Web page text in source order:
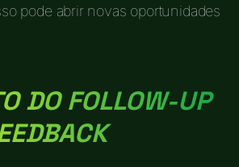
pode abrir novas oportunidades
DO FOLLOW-UP